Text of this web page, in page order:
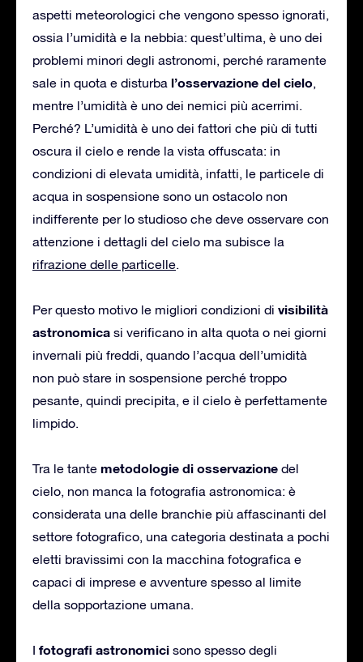
aspetti meteorologici che vengono spesso ignorati,
ossia l’umidità e la nebbia: quest’ultima, è uno dei
problemi minori degli astronomi, perché raramente
sale in quota e disturba l’osservazione del cielo,
mentre l’umidità è uno dei nemici più acerrimi.
Perché? L’umidità è uno dei fattori che più di tutti
oscura il cielo e rende la vista offuscata: in
condizioni di elevata umidità, infatti, le particele di
acqua in sospensione sono un ostacolo non
indifferente per lo studioso che deve osservare con
attenzione i dettagli del cielo ma subisce la
rifrazione delle particelle.
Per questo motivo le migliori condizioni di visibilità
astronomica si verificano in alta quota o nei giorni
invernali più freddi, quando l’acqua dell’umidità
non può stare in sospensione perché troppo
pesante, quindi precipita, e il cielo è perfettamente
limpido.
Tra le tante metodologie di osservazione del
cielo, non manca la fotografia astronomica: è
considerata una delle branchie più affascinanti del
settore fotografico, una categoria destinata a pochi
eletti bravissimi con la macchina fotografica e
capaci di imprese e avventure spesso al limite
della sopportazione umana.
I fotografi astronomici sono spesso degli